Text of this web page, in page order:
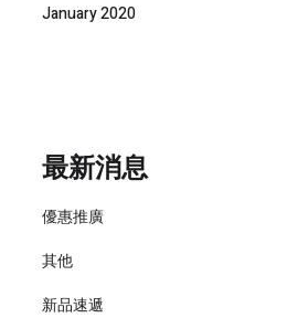
January 2020
最新消息
優惠推廣
其他
新品速遞